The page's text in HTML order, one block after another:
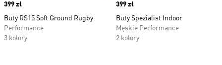
Price
399 zł
Buty RS15 Soft Ground Rugby
Performance
3 kolory
Price
399 zł
Buty Spezialist Indoor
Męskie Performance
2 kolory